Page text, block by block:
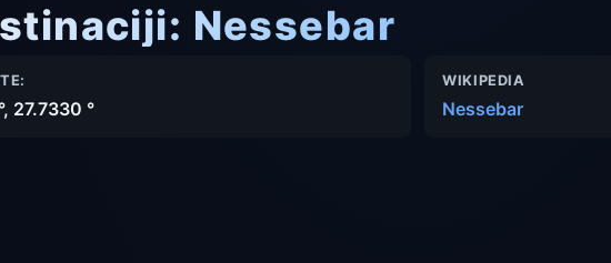
Nessebar
27.7330 °
WIKIPEDIA
Nessebar